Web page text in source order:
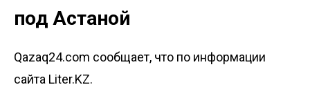
под Астаной
Qazaq24.com сообщает, что по информации
сайта Liter.KZ.